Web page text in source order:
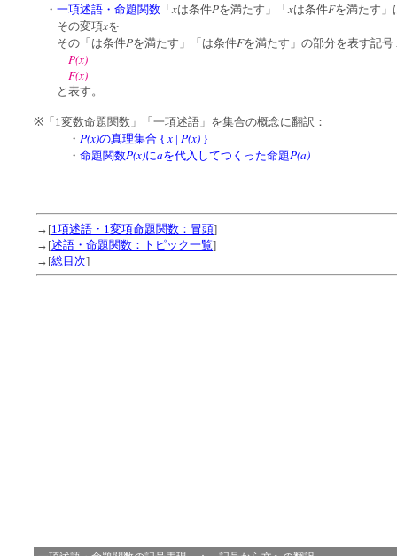
・ 一項述語・命題関数 「xは条件Pを満たす」「xは条件Fを満たす」
その変項xを
その「は条件Pを満たす」「は条件Fを満たす」の部分を表す記号
P(x)
F(x)
と表す。
※「1変数命題関数」「一項述語」を集合の概念に翻訳：
・ P(x)の真理集合 {x | P(x) }
・ 命題関数P(x)にaを代入してつくった命題P(a)
→[1項述語・1変項命題関数：冒頭]
→[述語・命題関数：トピック一覧]
→[総目次]